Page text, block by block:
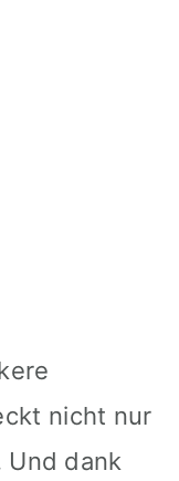
nicht nur
Und dank